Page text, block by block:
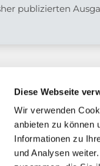
Diese Webseite
Wir verwenden
anbieten zu können
Informationen zu
und Analysen
publizierten
der deutschen
Bundesärztekammer